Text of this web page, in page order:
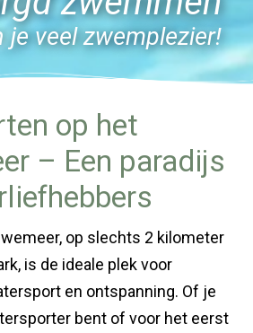
je veel zwemplezier!
op het
– Een paradijs
op slechts 2 kilometer
is de ideale plek voor
en ontspanning. Of je
bent of voor het eerst